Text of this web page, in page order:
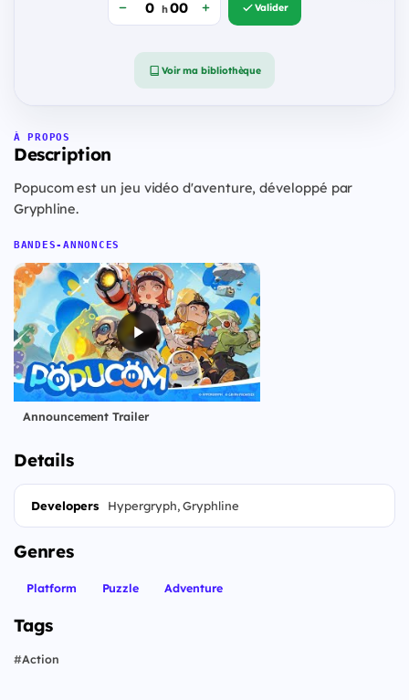
h Valider
Voir ma bibliothèque
À PROPOS
Description
Popucom est un jeu vidéo d'aventure, développé par
Gryphline.
BANDES-ANNONCES
Announcement Trailer
Details
Developers Hypergryph, Gryphline
Genres
Platform Puzzle Adventure
Tags
#Action